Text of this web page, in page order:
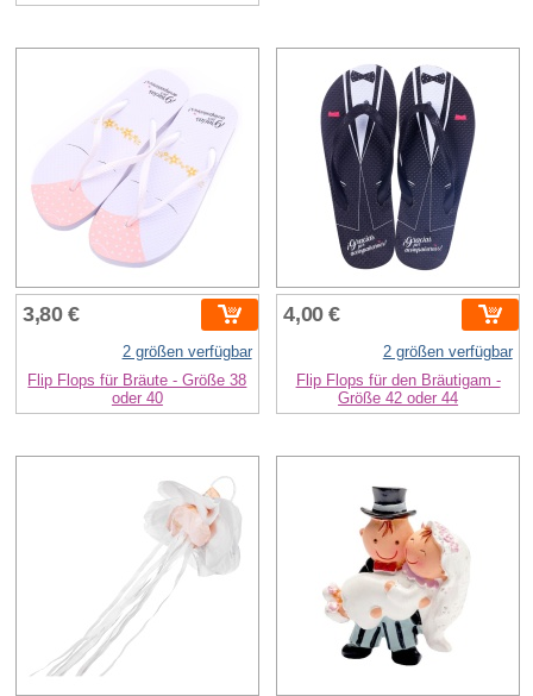
3,80 €
2 größen verfügbar
Flip Flops für Bräute - Größe 38
oder 40
4,00 €
2 größen verfügbar
Flip Flops für den Bräutigam -
Größe 42 oder 44